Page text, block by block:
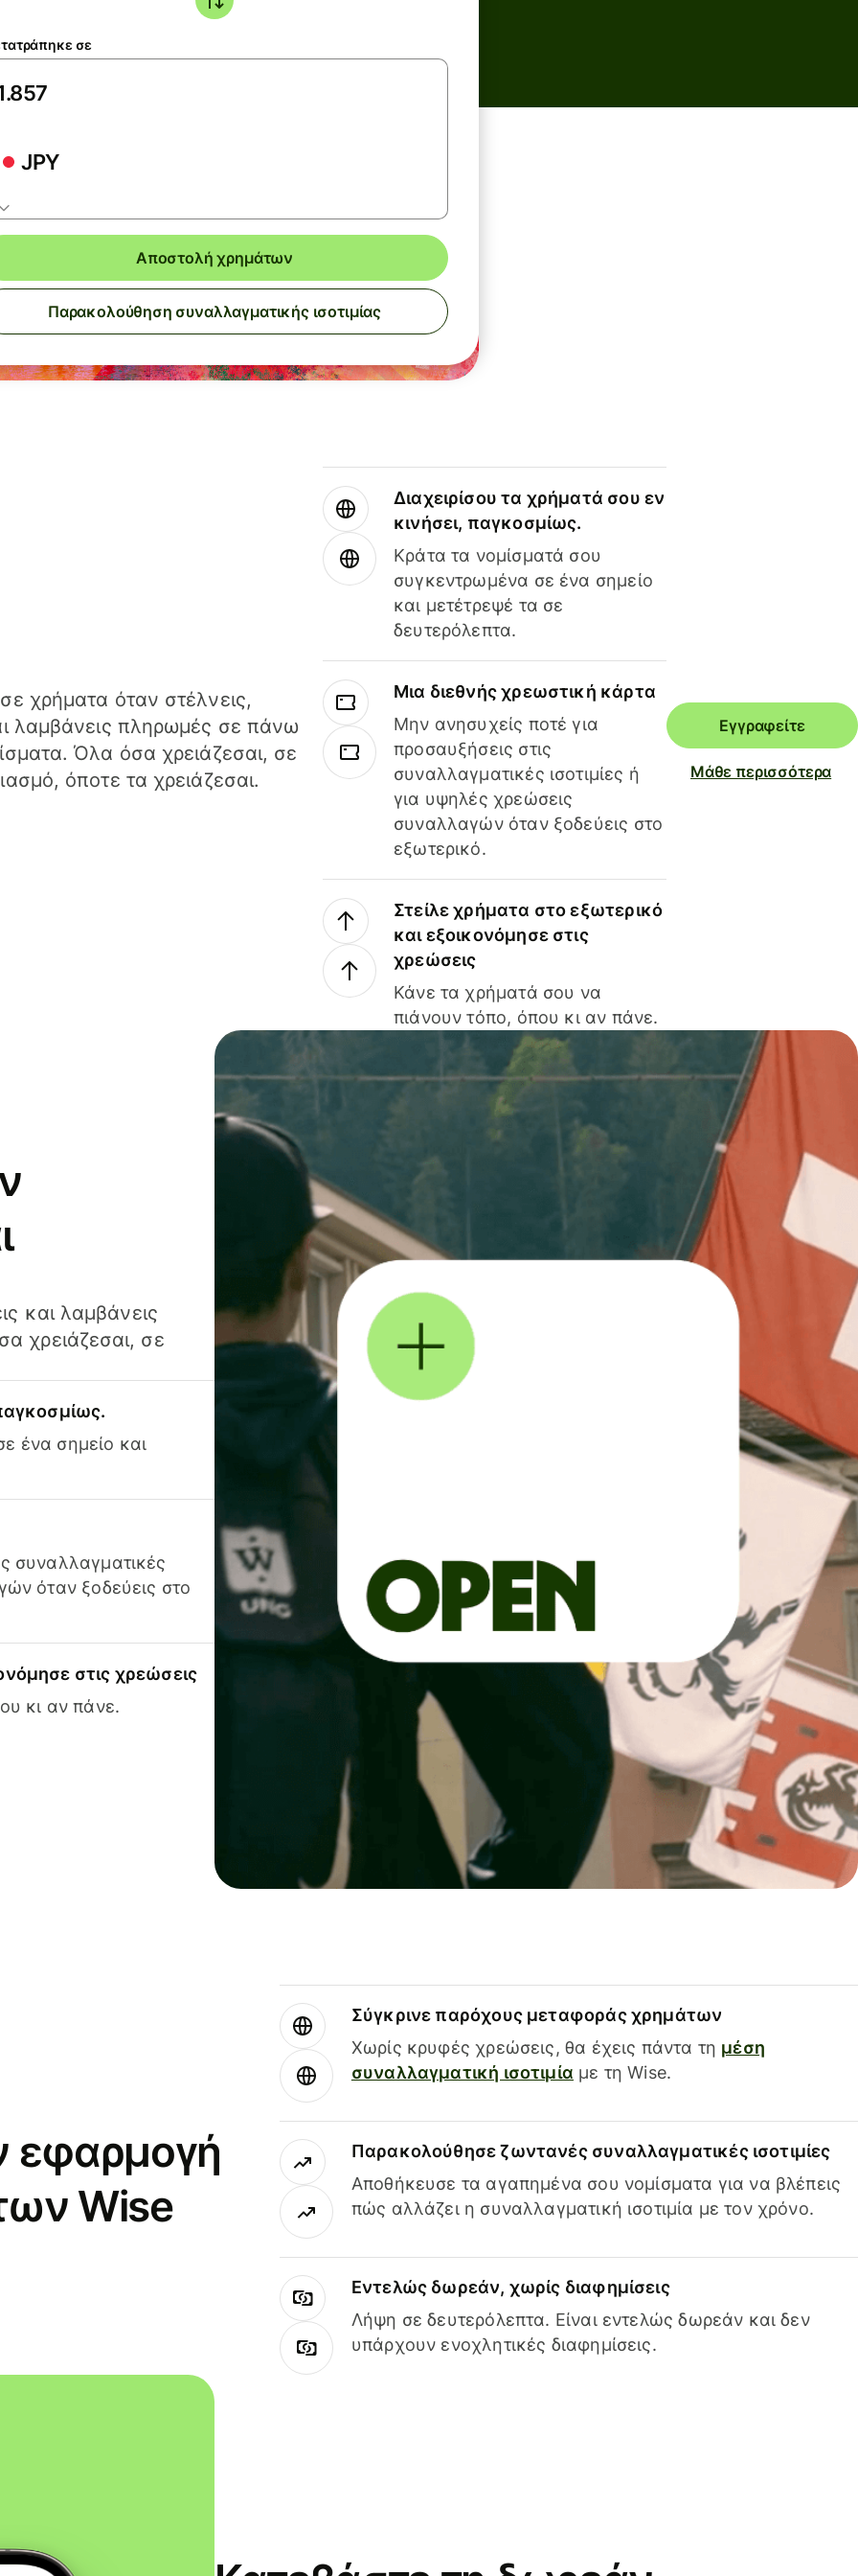
σε
JPY
Αποστολή χρημάτων
Παρακολούθηση συναλλαγματικής ισοτιμίας
χρήματα όταν στέλνεις,
λαμβάνεις πληρωμές σε πάνω
Όλα όσα χρειάζεσαι, σε
όποτε τα χρειάζεσαι.
Διαχειρίσου τα χρήματά σου εν
κινήσει, παγκοσμίως.
Κράτα τα νομίσματά σου
συγκεντρωμένα σε ένα σημείο
και μετέτρεψέ τα σε
δευτερόλεπτα.
Μια διεθνής χρεωστική κάρτα
Μην ανησυχείς ποτέ για
προσαυξήσεις στις
συναλλαγματικές ισοτιμίες ή
για υψηλές χρεώσεις
συναλλαγών όταν ξοδεύεις στο
εξωτερικό.
Στείλε χρήματα στο εξωτερικό
και εξοικονόμησε στις
χρεώσεις
Κάνε τα χρήματά σου να
πιάνουν τόπο, όπου κι αν πάνε.
Εγγραφείτε
Μάθε περισσότερα
και λαμβάνεις
χρειάζεσαι, σε
ένα σημείο και
συναλλαγματικές
όταν ξοδεύεις στο
στις χρεώσεις
κι αν πάνε.
εφαρμογή
Wise
Σύγκρινε παρόχους μεταφοράς χρημάτων
Χωρίς κρυφές χρεώσεις, θα έχεις πάντα τη μέση
συναλλαγματική ισοτιμία με τη Wise.
Παρακολούθησε ζωντανές συναλλαγματικές ισοτιμίες
Αποθήκευσε τα αγαπημένα σου νομίσματα για να βλέπεις
πώς αλλάζει η συναλλαγματική ισοτιμία με τον χρόνο.
Εντελώς δωρεάν, χωρίς διαφημίσεις
Λήψη σε δευτερόλεπτα. Είναι εντελώς δωρεάν και δεν
υπάρχουν ενοχλητικές διαφημίσεις.